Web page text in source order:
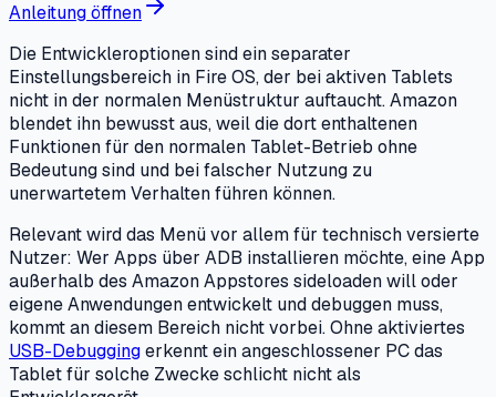
Anleitung öffnen
Die Entwickleroptionen sind ein separater
Einstellungsbereich in Fire OS, der bei aktiven Tablets
nicht in der normalen Menüstruktur auftaucht. Amazon
blendet ihn bewusst aus, weil die dort enthaltenen
Funktionen für den normalen Tablet-Betrieb ohne
Bedeutung sind und bei falscher Nutzung zu
unerwartetem Verhalten führen können.
Relevant wird das Menü vor allem für technisch versierte
Nutzer: Wer Apps über ADB installieren möchte, eine App
außerhalb des Amazon Appstores sideloaden will oder
eigene Anwendungen entwickelt und debuggen muss,
kommt an diesem Bereich nicht vorbei. Ohne aktiviertes
USB-Debuggingerkennt ein angeschlossener PC das
Tablet für solche Zwecke schlicht nicht als